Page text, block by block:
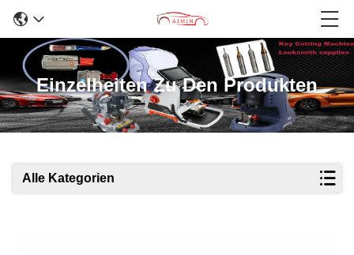
Einzelheiten Zu Den Produkten
Alle Kategorien